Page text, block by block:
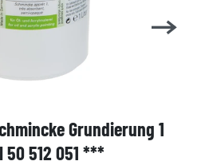
Grundierung 1
512 051 ***